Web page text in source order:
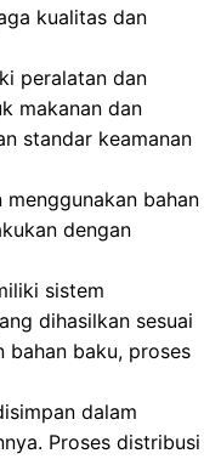
kualitas dan
peralatan dan
makanan dan
standar keamanan
bahan
dengan
sistem
dihasilkan sesuai
bahan baku, proses
dalam
Proses distribusi